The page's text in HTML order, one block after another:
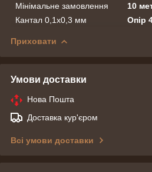
Мінімальне замовлення
10
Кантал 0,1х0,3 мм
Опір
Приховати
Умови доставки
Нова Пошта
Доставка кур'єром
Всі умови доставки